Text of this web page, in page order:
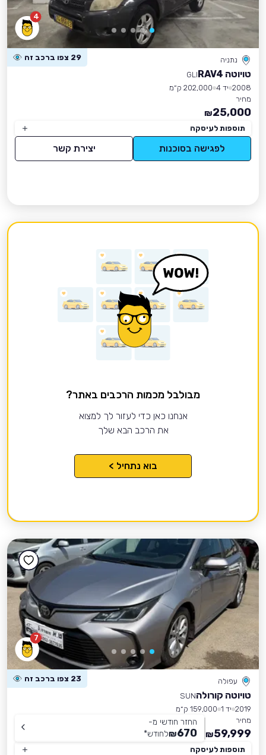
4
נתניה 29 צפו ברכב זה
טויוטה RAV4
GLI
2008 יד 4
202,000 ק״מ
מחיר
25,000
₪
תוספות לעיסקה
לפגישה בסוכנות יצירת קשר
מבולבל מכמות הרכבים באתר?
אנחנו כאן כדי לעזור לך למצוא
את הרכב הבא שלך
בוא נתחיל >
7
עפולה 23 צפו ברכב זה
טויוטה קורולהSUN
2019 יד 1
159,000 ק״מ
מחיר
59,999
₪
החזר חודשי מ-
670
₪לחודש*
תוספות לעיסקה